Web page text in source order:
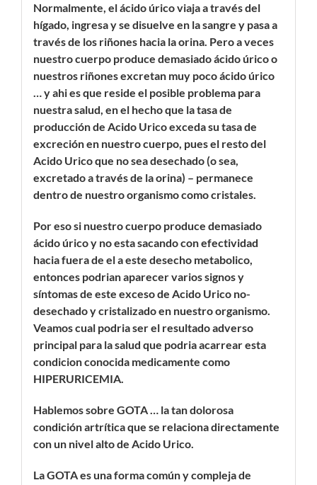
Normalmente, el ácido úrico viaja a través del
hígado, ingresa y se disuelve en la sangre y pasa a
través de los riñones hacia la orina. Pero a veces
nuestro cuerpo produce demasiado ácido úrico o
nuestros riñones excretan muy poco ácido úrico
… y ahi es que reside el posible problema para
nuestra salud, en el hecho que la tasa de
producción de Acido Urico exceda su tasa de
excreción en nuestro cuerpo, pues el resto del
Acido Urico que no sea desechado (o sea,
excretado a través de la orina) – permanece
dentro de nuestro organismo como cristales.
Por eso si nuestro cuerpo produce demasiado
ácido úrico y no esta sacando con efectividad
hacia fuera de el a este desecho metabolico,
entonces podrian aparecer varios signos y
síntomas de este exceso de Acido Urico no-
desechado y cristalizado en nuestro organismo.
Veamos cual podria ser el resultado adverso
principal para la salud que podria acarrear esta
condicion conocida medicamente como
HIPERURICEMIA.
Hablemos sobre GOTA … la tan dolorosa
condición artrítica que se relaciona directamente
con un nivel alto de Acido Urico.
La GOTA es una forma común y compleja de